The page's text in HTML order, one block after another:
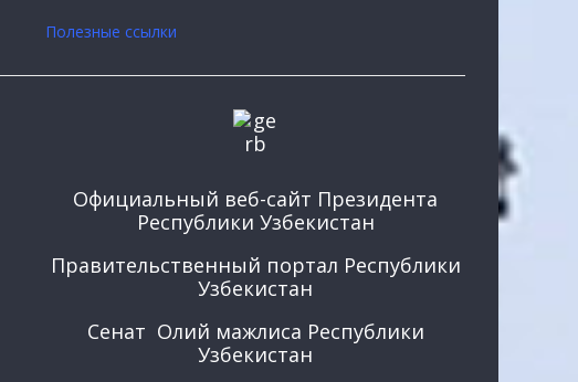
Полезные ссылки
Официальный веб-сайт Президента
Республики Узбекистан
Правительственный портал Республики
Узбекистан
Сенат Олий мажлиса Республики
Узбекистан